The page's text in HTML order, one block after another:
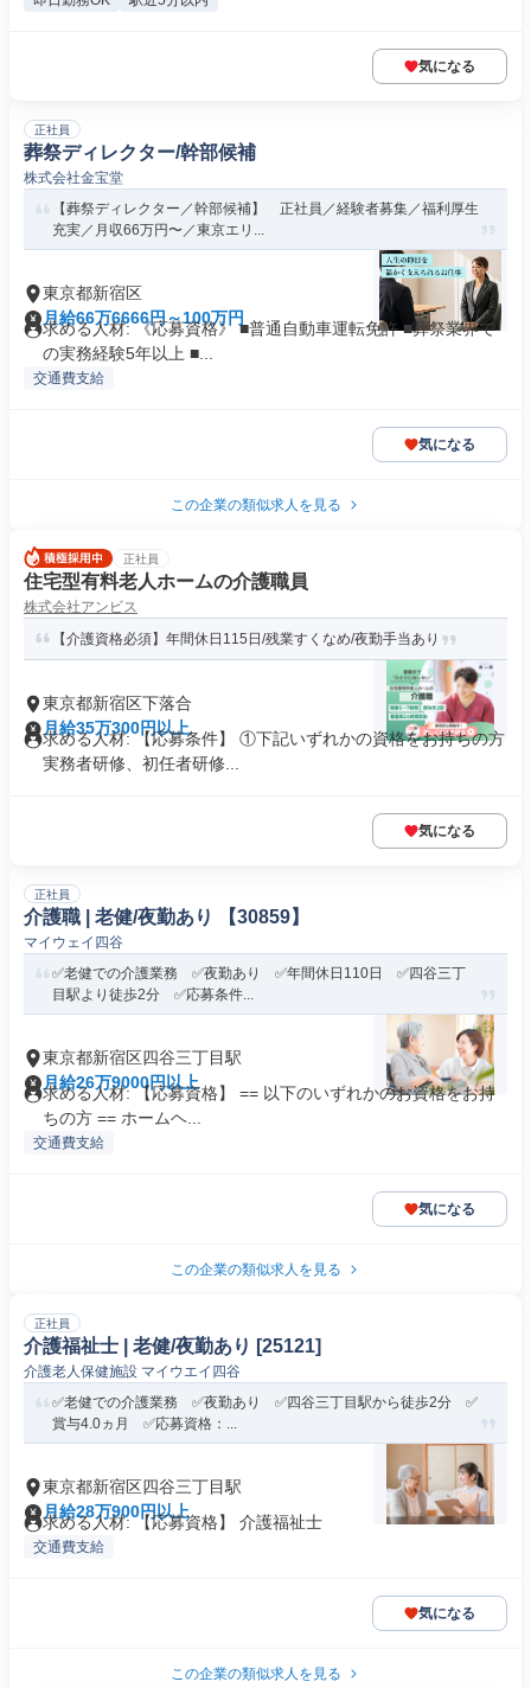
気になる
正社員
葬祭ディレクター/幹部候補
株式会社金宝堂
【葬祭ディレクター／幹部候補】 正社員／経験者募集／福利厚生
充実／月収66万円〜／東京エリ...
東京都新宿区
月給66万6666円～100万円
求める人材: 《応募資格》 ■普通自動車運転免許 ■葬祭業界で
の実務経験5年以上 ■...
交通費支給
気になる
この企業の類似求人を見る
正社員
住宅型有料老人ホームの介護職員
株式会社アンビス
【介護資格必須】年間休日115日/残業すくなめ/夜勤手当あり
東京都新宿区下落合
月給35万300円以上
求める人材: 【応募条件】 ①下記いずれかの資格をお持ちの方
実務者研修、初任者研修...
気になる
正社員
介護職 | 老健/夜勤あり 【30859】
マイウェイ四谷
✅老健での介護業務 ✅夜勤あり ✅年間休日110日 ✅四谷三丁
目駅より徒歩2分 ✅応募条件...
東京都新宿区四谷三丁目駅
月給26万9000円以上
求める人材: 【応募資格】 == 以下のいずれかのお資格をお持
ちの方 == ホームヘ...
交通費支給
気になる
この企業の類似求人を見る
正社員
介護福祉士 | 老健/夜勤あり [25121]
介護老人保健施設 マイウエイ四谷
✅老健での介護業務 ✅夜勤あり ✅四谷三丁目駅から徒歩2分 ✅
賞与4.0ヵ月 ✅応募資格：...
東京都新宿区四谷三丁目駅
月給28万900円以上
求める人材: 【応募資格】 介護福祉士
交通費支給
気になる
この企業の類似求人を見る